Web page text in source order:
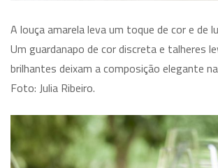
A louça amarela leva um toque de cor e de
Um guardanapo de cor discreta e talheres
brilhantes deixam a composição elegante
Foto: Julia Ribeiro.